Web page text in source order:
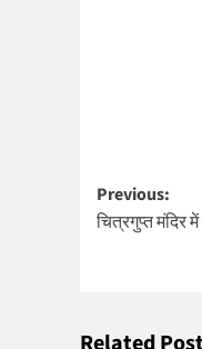
Post
Previous:
चित्रगुप्त मंदिर